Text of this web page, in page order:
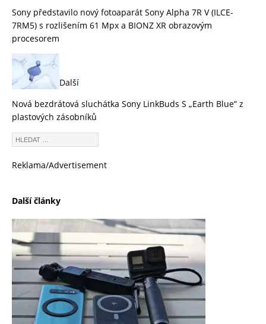
Sony představilo nový fotoaparát Sony Alpha 7R V (ILCE-
7RM5) s rozlišením 61 Mpx a BIONZ XR obrazovým
procesorem
Další
Nová bezdrátová sluchátka Sony LinkBuds S „Earth Blue“ z
plastových zásobníků
Reklama/Advertisement
Další články